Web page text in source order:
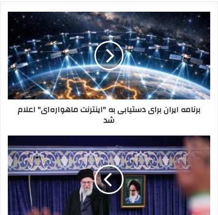
برنامه
ایران
برای
دستیابی
به
"اینترنت
ماهواره‌ای"
اعلام
شد
برنامه ایران برای دستیابی به "اینترنت ماهواره‌ای" اعلام
شد
رهبر
انقلاب:
عزادار
خون‌های
ریخته